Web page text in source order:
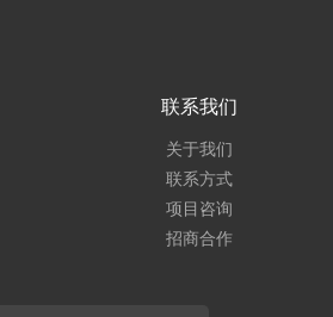
联系我们
关于我们
联系方式
项目咨询
招商合作